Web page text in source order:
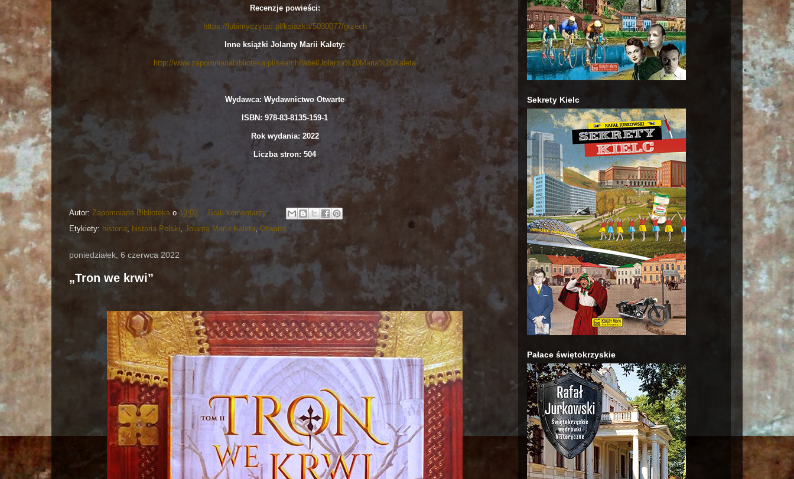
Recenzje powieści:
https://lubimyczytac.pl/ksiazka/5030077/grzech
Inne książki Jolanty Marii Kalety:
http://www.zapomnianabiblioteka.pl/search/label/Jolanta%20Maria%20Kaleta
Wydawca: Wydawnictwo Otwarte
ISBN: 978-83-8135-159-1
Rok wydania: 2022
Liczba stron: 504
Autor: Zapomniana Biblioteka o 13:02
Brak komentarzy:
Etykiety: historia, historia Polski, Jolanta Maria Kaleta, Otwarte
poniedziałek, 6 czerwca 2022
„Tron we krwi”
Sekrety Kielc
Pałace świętokrzyskie